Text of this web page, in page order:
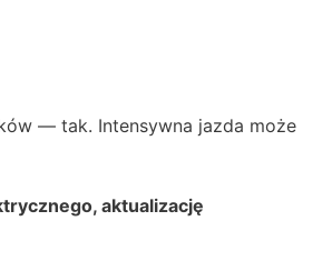
— tak. Intensywna jazda może
aktualizację